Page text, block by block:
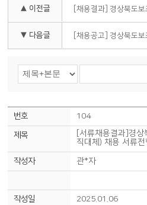
▲ 이전글
▼ 다음글
104
[서류채용결과]경
직대체) 채용 서류
관*자
2025.01.06